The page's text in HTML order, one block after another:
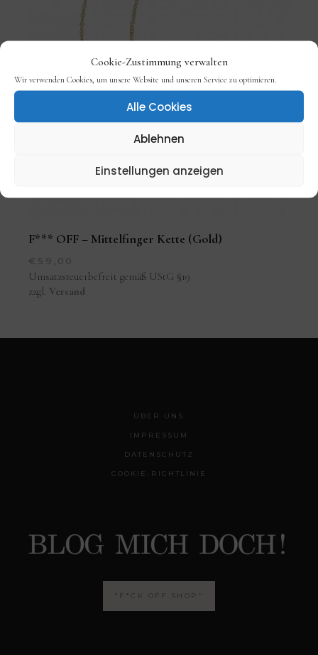
Cookie-Zustimmung verwalten
Wir verwenden Cookies, um unsere Website und unseren Service zu optimieren.
Alle Cookies
Ablehnen
Einstellungen anzeigen
F*** OFF – Mittelfinger Kette (Gold)
€ 59,00
Umsatzsteuerbefreit gemäß UStG §19
zzgl. Versand
ÜBER UNS
IMPRESSUM
DATENSCHUTZ
COOKIE-RICHTLINIE
"F*CK OFF SHOP"